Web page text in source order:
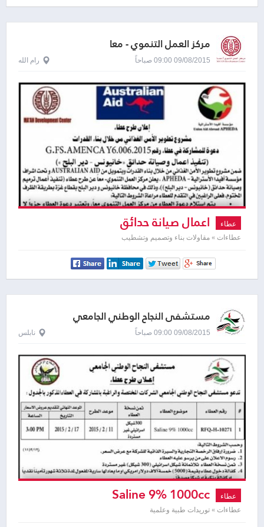
مركز العمل التنموي - معا
09/08/2015 09:00 صباحاً رام الله
عطاء اعمال صيانة حدائق
عطاءات » مقاولات بناء وتصميم وتشطيب
مستشفى النجاح الوطني الجامعي
09/08/2015 09:00 صباحاً نابلس
عطاء
عطاءات » توريدات طبية وعلمية